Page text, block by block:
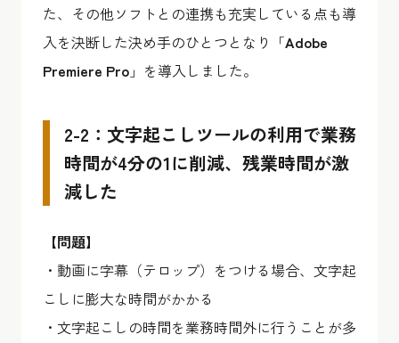
た、その他ソフトとの連携も充実している点も導
入を決断した決め手のひとつとなり「Adobe
Premiere Pro 」を導入しました。
2-2：文字起こしツールの利用で業務
時間が4分の1に削減、残業時間が激
減した
【問題】
・動画に字幕（テロップ）をつける場合、文字起
こしに膨大な時間がかかる
・文字起こしの時間を業務時間外に行うことが多